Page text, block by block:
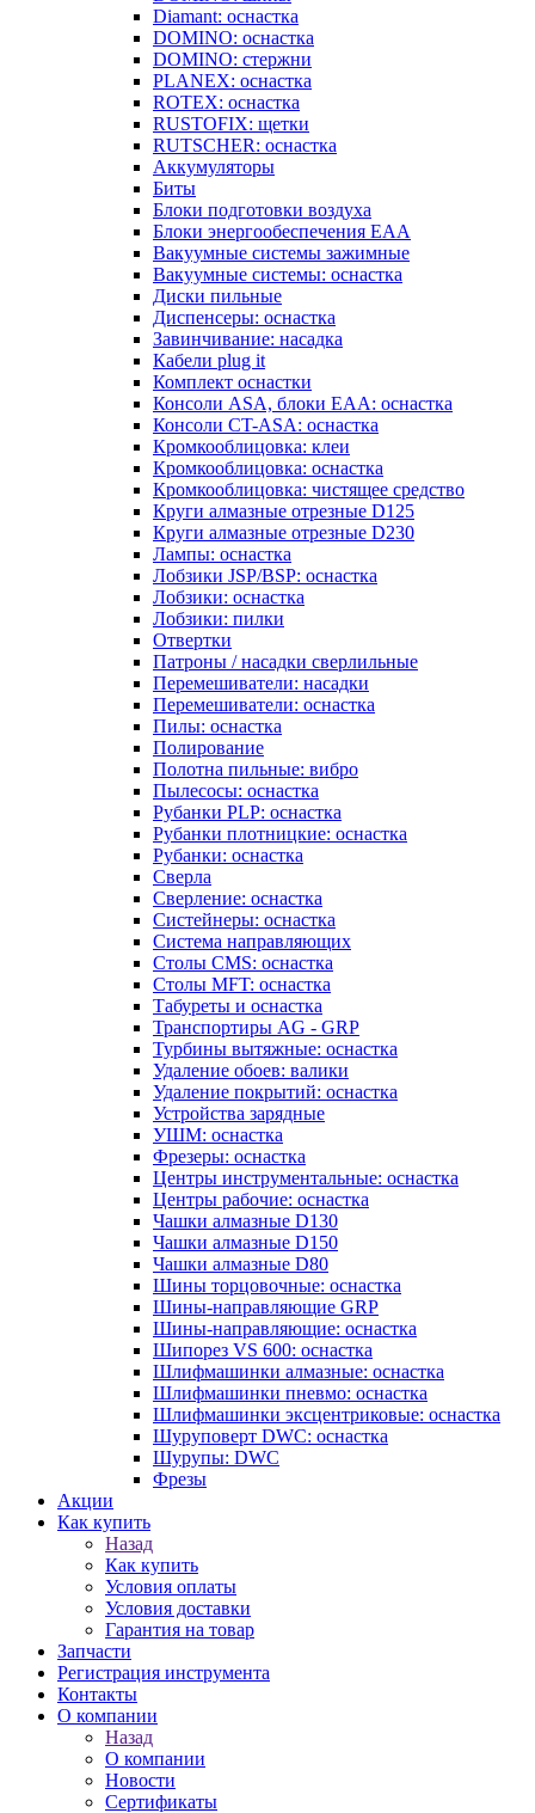
Diamant: оснастка
DOMINO: оснастка
DOMINO: стержни
PLANEX: оснастка
ROTEX: оснастка
RUSTOFIX: щетки
RUTSCHER: оснастка
Аккумуляторы
Биты
Блоки подготовки воздуха
Блоки энергообеспечения EAA
Вакуумные системы зажимные
Вакуумные системы: оснастка
Диски пильные
Диспенсеры: оснастка
Завинчивание: насадка
Кабели plug it
Комплект оснастки
Консоли ASA, блоки EAA: оснастка
Консоли CT-ASA: оснастка
Кромкооблицовка: клеи
Кромкооблицовка: оснастка
Кромкооблицовка: чистящее средство
Круги алмазные отрезные D125
Круги алмазные отрезные D230
Лампы: оснастка
Лобзики JSP/BSP: оснастка
Лобзики: оснастка
Лобзики: пилки
Отвертки
Патроны / насадки сверлильные
Перемешиватели: насадки
Перемешиватели: оснастка
Пилы: оснастка
Полирование
Полотна пильные: вибро
Пылесосы: оснастка
Рубанки PLP: оснастка
Рубанки плотницкие: оснастка
Рубанки: оснастка
Сверла
Сверление: оснастка
Систейнеры: оснастка
Система направляющих
Столы CMS: оснастка
Столы MFT: оснастка
Табуреты и оснастка
Транспортиры AG - GRP
Турбины вытяжные: оснастка
Удаление обоев: валики
Удаление покрытий: оснастка
Устройства зарядные
УШМ: оснастка
Фрезеры: оснастка
Центры инструментальные: оснастка
Центры рабочие: оснастка
Чашки алмазные D130
Чашки алмазные D150
Чашки алмазные D80
Шины торцовочные: оснастка
Шины-направляющие GRP
Шины-направляющие: оснастка
Шипорез VS 600: оснастка
Шлифмашинки алмазные: оснастка
Шлифмашинки пневмо: оснастка
Шлифмашинки эксцентриковые: оснастка
Шуруповерт DWC: оснастка
Шурупы: DWC
Фрезы
Акции
Как купить
Назад
Как купить
Условия оплаты
Условия доставки
Гарантия на товар
Запчасти
Регистрация инструмента
Контакты
О компании
Назад
О компании
Новости
Сертификаты